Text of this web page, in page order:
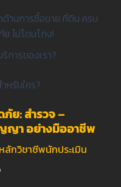
ด้านการซื้อขาย ที่ดิน ครบ
ไม่โดนโกง!
การของเรา?
หรับใคร?
ย: สำรวจ –
ญา อย่างมืออาชีพ
ลักวิชาชีพนักประเมิน